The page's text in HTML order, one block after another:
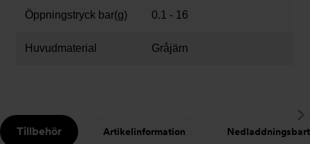
Öppningstryck bar(g) 0.1 - 16
Huvudmaterial Gråjärn
Tillbehör Artikelinformation Nedladdningsbart